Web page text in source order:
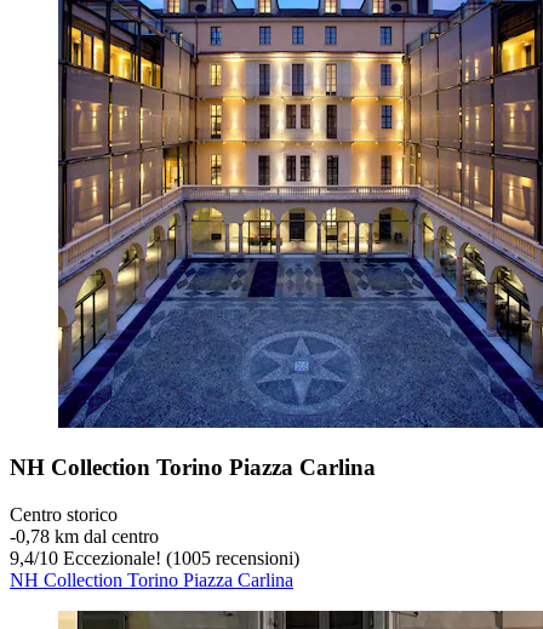
NH Collection Torino Piazza Carlina
Centro storico
‐0,78 km dal centro
9,4/10 Eccezionale! (1005 recensioni)
NH Collection Torino Piazza Carlina